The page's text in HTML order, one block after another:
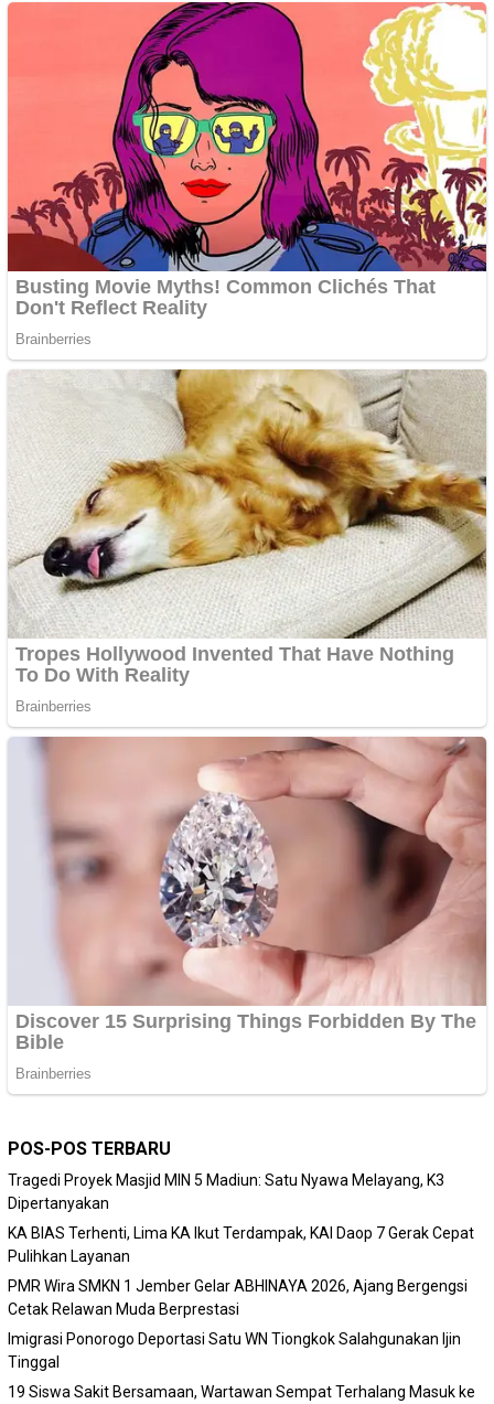
POS-POS TERBARU
Tragedi Proyek Masjid MIN 5 Madiun: Satu Nyawa Melayang, K3
Dipertanyakan
KA BIAS Terhenti, Lima KA Ikut Terdampak, KAI Daop 7 Gerak Cepat
Pulihkan Layanan
PMR Wira SMKN 1 Jember Gelar ABHINAYA 2026, Ajang Bergengsi
Cetak Relawan Muda Berprestasi
Imigrasi Ponorogo Deportasi Satu WN Tiongkok Salahgunakan Ijin
Tinggal
19 Siswa Sakit Bersamaan, Wartawan Sempat Terhalang Masuk ke